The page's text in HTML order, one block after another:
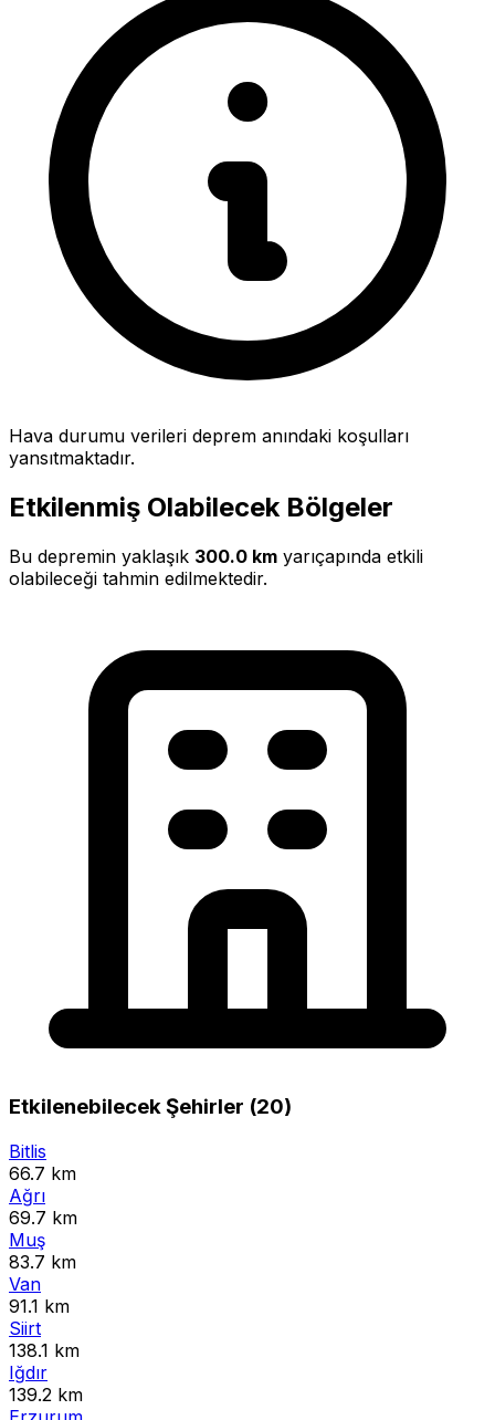
Hava durumu verileri deprem anındaki koşulları
yansıtmaktadır.
Etkilenmiş Olabilecek Bölgeler
Bu depremin yaklaşık 300.0 km yarıçapında etkili
olabileceği tahmin edilmektedir.
Etkilenebilecek Şehirler (20)
Bitlis
66.7 km
Ağrı
69.7 km
Muş
83.7 km
Van
91.1 km
Siirt
138.1 km
Iğdır
139.2 km